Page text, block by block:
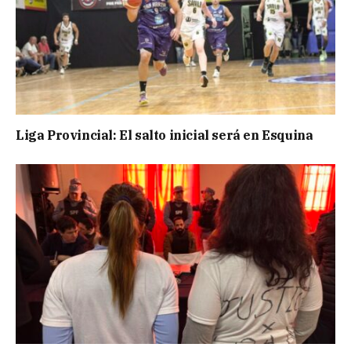
Liga Provincial: El salto inicial será en Esquina